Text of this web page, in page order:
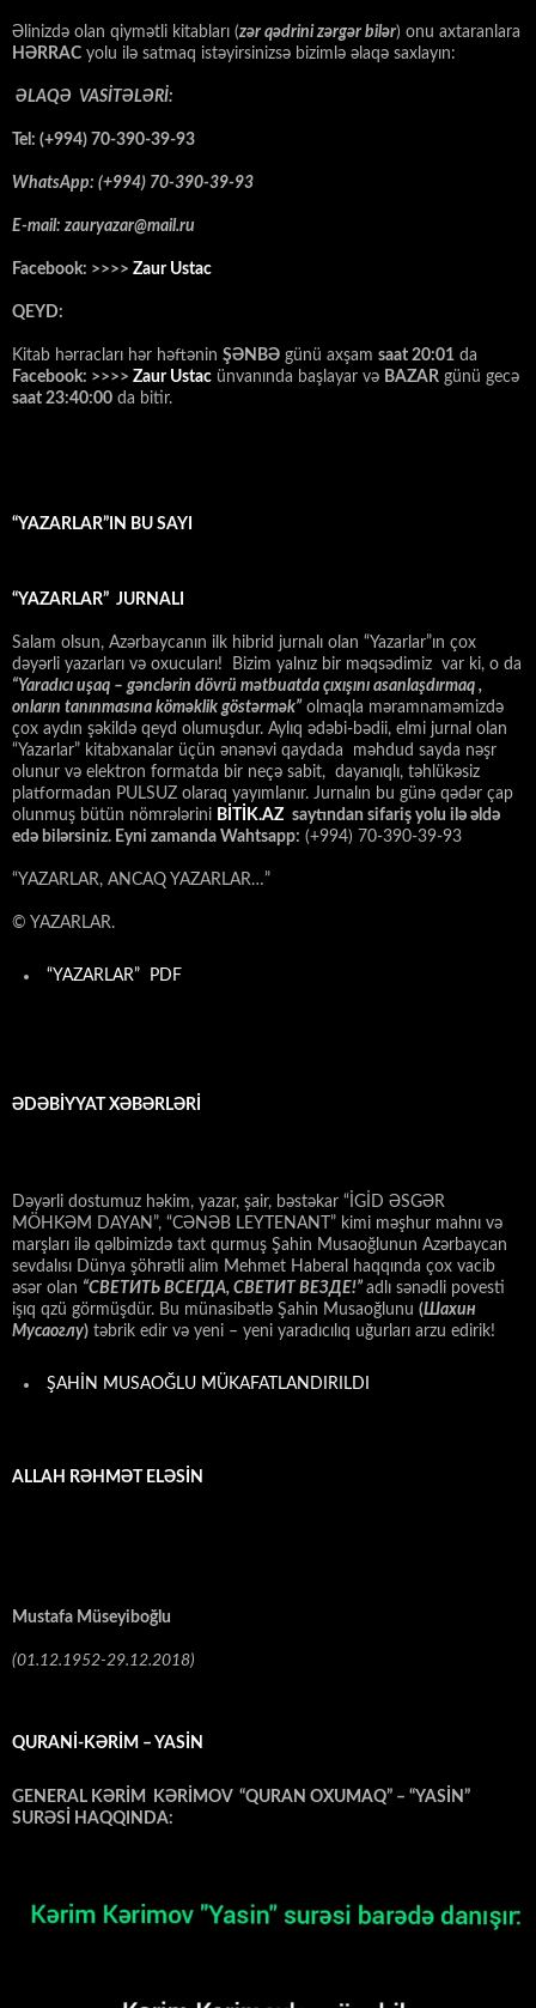
Əlinizdə olan qiymətli kitabları (zər qədrini zərgər bilər) onu axtaranlara
HƏRRAC yolu ilə satmaq istəyirsinizsə bizimlə əlaqə saxlayın:
ƏLAQƏ VASİTƏLƏRİ:
Tel: (+994) 70-390-39-93
WhatsApp: (+994) 70-390-39-93
E-mail: zauryazar@mail.ru
Facebook: >>>> Zaur Ustac
QEYD:
Kitab hərracları hər həftənin ŞƏNBƏ günü axşam saat 20:01 da
Facebook: >>>> Zaur Ustac ünvanında başlayar və BAZAR günü gecə
saat 23:40:00 da bitir.
“YAZARLAR”IN BU SAYI
“YAZARLAR” JURNALI
Salam olsun, Azərbaycanın ilk hibrid jurnalı olan “Yazarlar”ın çox
dəyərli yazarları və oxucuları! Bizim yalnız bir məqsədimiz var ki, o da
“Yaradıcı uşaq – gәnclәrin dövrü mәtbuatda çıxışını asanlaşdırmaq ,
onların tanınmasına kömәklik göstәrmәk” olmaqla məramnaməmizdə
çox aydın şəkildə qeyd olumuşdur. Aylıq ədəbi-bədii, elmi jurnal olan
“Yazarlar” kitabxanalar üçün ənənəvi qaydada məhdud sayda nəşr
olunur və elektron formatda bir neçə sabit, dayanıqlı, təhlükəsiz
platformadan PULSUZ olaraq yayımlanır. Jurnalın bu günə qədər çap
olunmuş bütün nömrələrini BİTİK.AZ saytından sifariş yolu ilə əldə
edə bilərsiniz. Eyni zamanda Wahtsapp: (+994) 70-390-39-93
“YAZARLAR, ANCAQ YAZARLAR…”
© YAZARLAR.
“YAZARLAR” PDF
ƏDƏBİYYAT XƏBƏRLƏRİ
Dəyərli dostumuz həkim, yazar, şair, bəstəkar “İGİD ƏSGƏR
MÖHKƏM DAYAN”, “CƏNƏB LEYTENANT” kimi məşhur mahnı və
marşları ilə qəlbimizdə taxt qurmuş Şahin Musaoğlunun Azərbaycan
sevdalısı Dünya şöhrətli alim Mehmet Haberal haqqında çox vacib
əsər olan “СВЕТИТЬ ВСЕГДА, СВЕТИТ ВЕЗДЕ!” adlı sənədli povesti
işıq qzü görmüşdür. Bu münasibətlə Şahin Musaoğlunu (Шахин
Мусаоглу) təbrik edir və yeni – yeni yaradıcılıq uğurları arzu edirik!
ŞAHİN MUSAOĞLU MÜKAFATLANDIRILDI
ALLAH RƏHMƏT ELƏSİN
Mustafa Müseyiboğlu
(01.12.1952-29.12.2018)
QURANİ-KƏRİM – YASİN
GENERAL KƏRİM KƏRİMOV “QURAN OXUMAQ” – “YASİN”
SURƏSİ HAQQINDA: